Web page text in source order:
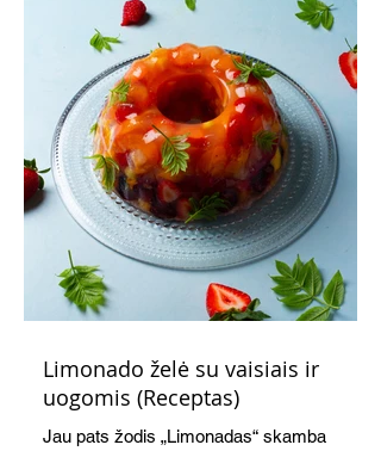
Limonado želė su vaisiais ir
uogomis (Receptas)
Jau pats žodis „Limonadas“ skamba